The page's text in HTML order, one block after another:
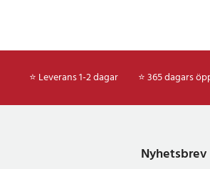
⭐ Leverans 1-2 dagar ⭐ 365 dagars
Nyhetsbrev